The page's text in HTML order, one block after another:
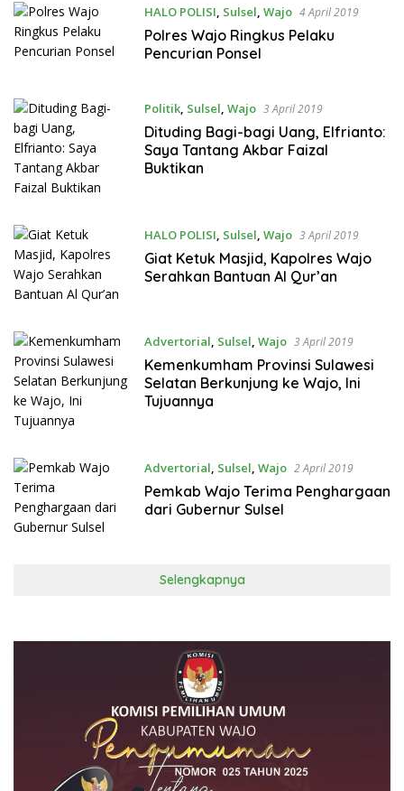
HALO POLISI, Sulsel, Wajo 4 April 2019
Polres Wajo Ringkus Pelaku
Pencurian Ponsel
Politik, Sulsel, Wajo 3 April 2019
Dituding Bagi-bagi Uang, Elfrianto:
Saya Tantang Akbar Faizal
Buktikan
HALO POLISI, Sulsel, Wajo 3 April 2019
Giat Ketuk Masjid, Kapolres Wajo
Serahkan Bantuan Al Qur’an
Advertorial, Sulsel, Wajo 3 April 2019
Kemenkumham Provinsi Sulawesi
Selatan Berkunjung ke Wajo, Ini
Tujuannya
Advertorial, Sulsel, Wajo 2 April 2019
Pemkab Wajo Terima Penghargaan
dari Gubernur Sulsel
Selengkapnya